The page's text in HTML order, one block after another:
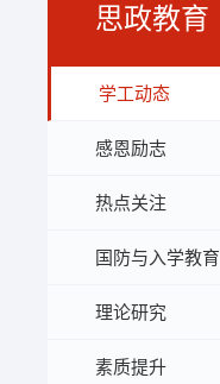
思政教育
学工动态
感恩励志
热点关注
国防与入学教育
理论研究
素质提升